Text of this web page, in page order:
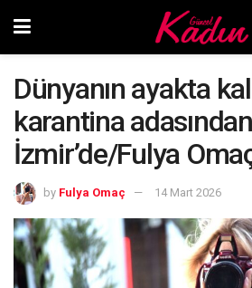
Dünyanın ayakta
karantina
İzmir’de/Fulya
by Fulya Omaç 14 Mart 2026